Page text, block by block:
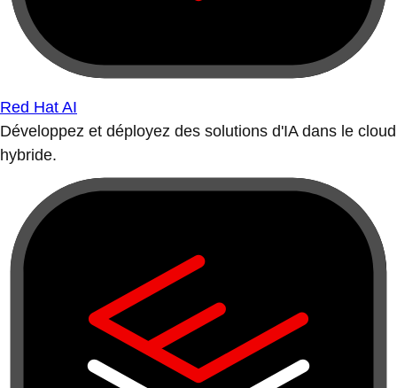
Red Hat AI
Développez et déployez des solutions d'IA dans le cloud
hybride.